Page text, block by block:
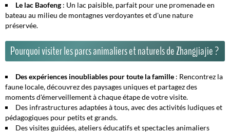
Le lac Baofeng : Un lac paisible, parfait pour une promenade en
bateau au milieu de montagnes verdoyantes et d'une nature
préservée.
Pourquoi visiter les parcs animaliers et naturels de Zhangjiajie ?
Des expériences inoubliables pour toute la famille : Rencontrez la
faune locale, découvrez des paysages uniques et partagez des
moments d'émerveillement à chaque étape de votre visite.
Des infrastructures adaptées à tous, avec des activités ludiques et
pédagogiques pour petits et grands.
Des visites guidées, ateliers éducatifs et spectacles animaliers